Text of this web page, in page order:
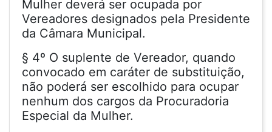
Mulher deverá ser ocupada por
Vereadores designados pela Presidente
da Câmara Municipal.
§ 4º O suplente de Vereador, quando
convocado em caráter de substituição,
não poderá ser escolhido para ocupar
nenhum dos cargos da Procuradoria
Especial da Mulher.